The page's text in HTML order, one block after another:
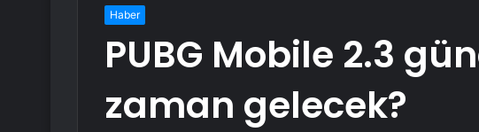
Haber
PUBG Mobile 2.3
zaman gelecek?